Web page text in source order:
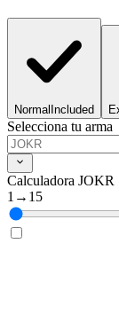
Normal Included
Selecciona tu arma
Calculadora JOKR
1 → 15